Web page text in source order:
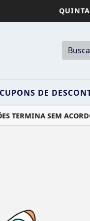
CUPONS DE
TERMINA SEM